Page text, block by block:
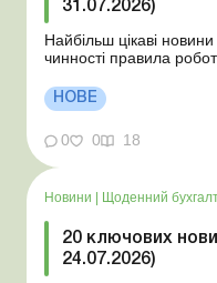
31.07.2026)
Найбільш цікаві
чинності правила
стан Для сільгосппідприємств і ФОП запроваджено нові
одноразові статистичні форми З 2 серпня
порядок зарахування
НОВЕ
0 0 18
Новини Щоденний
20 ключових
24.07.2026)